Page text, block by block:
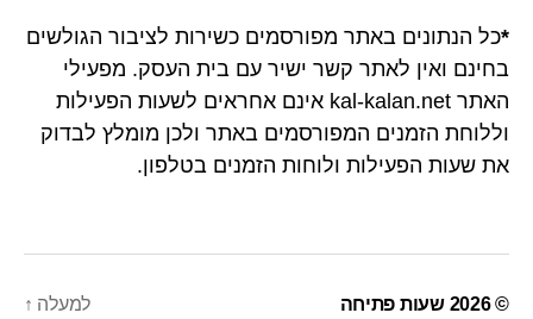
*כל הנתונים באתר מפורסמים כשירות לציבור הגולשים
בחינם ואין לאתר קשר ישיר עם בית העסק. מפעילי
האתר kal-kalan.net אינם אחראים לשעות הפעילות
וללוחת הזמנים המפורסמים באתר ולכן מומלץ לבדוק
את שעות הפעילות ולוחות הזמנים בטלפון.
© 2026 שעות פתיחה למעלה ↑